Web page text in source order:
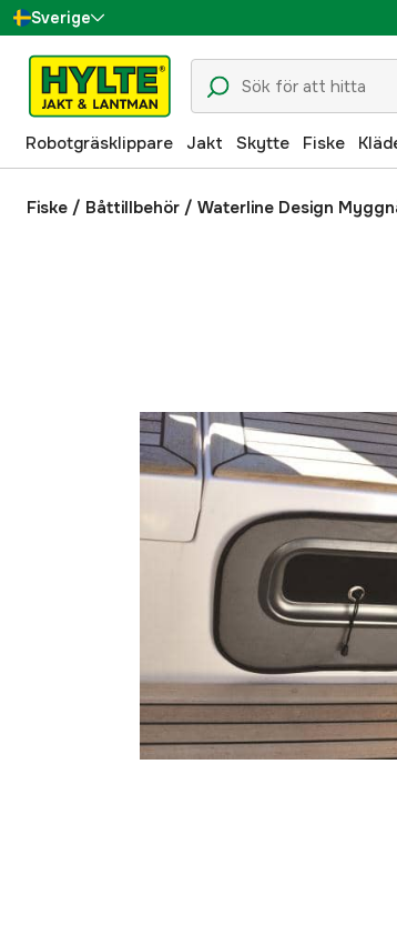
Sverige
Danmark
Suomi
Norge
Deutschland
Robotgräsklippare Jakt Skytte Fiske
Fiske / Båttillbehör / Waterline Design